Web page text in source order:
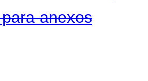
anexos